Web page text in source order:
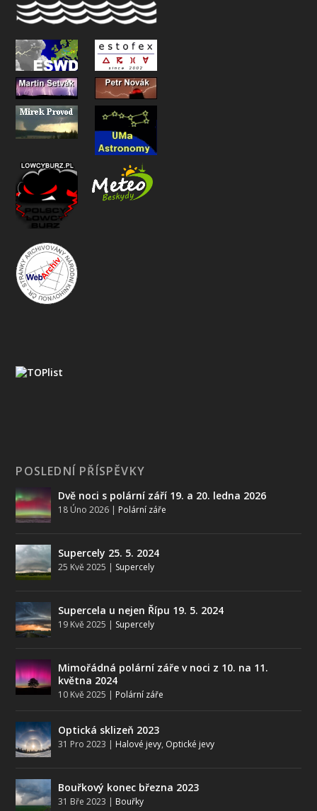
POSLEDNÍ PŘÍSPĚVKY
Dvě noci s polární září 19. a 20. ledna 2026
18 Úno 2026 | Polární záře
Supercely 25. 5. 2024
25 Kvě 2025 | Supercely
Supercela u nejen Řípu 19. 5. 2024
19 Kvě 2025 | Supercely
Mimořádná polární záře v noci z 10. na 11.
května 2024
10 Kvě 2025 | Polární záře
Optická sklizeň 2023
31 Pro 2023 | Halové jevy, Optické jevy
Bouřkový konec března 2023
31 Bře 2023 | Bouřky